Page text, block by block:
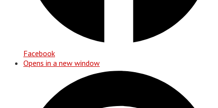
Facebook
Opens in a new window